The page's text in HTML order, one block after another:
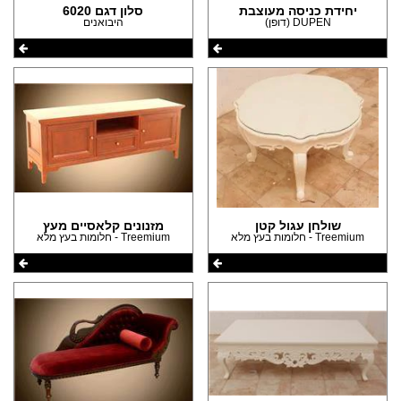
יחידת כניסה מעוצבת
DUPEN (דופן)
סלון דגם 6020
היבואנים
שולחן עגול קטן
Treemium - חלומות בעץ מלא
מזנונים קלאסיים מעץ
Treemium - חלומות בעץ מלא